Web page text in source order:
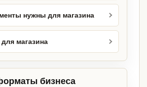
нужны для магазина
магазина
бизнеса